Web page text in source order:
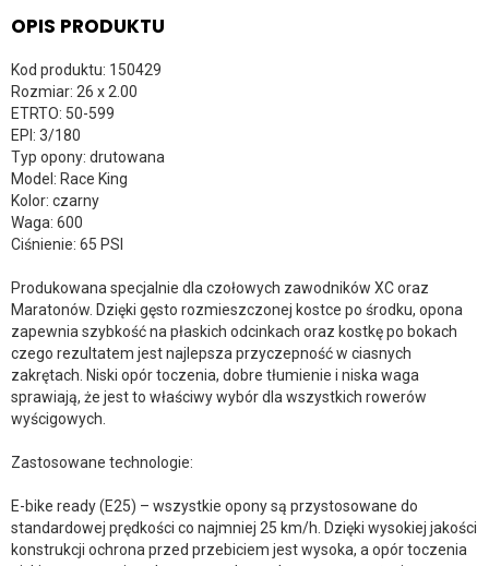
OPIS PRODUKTU
Kod produktu: 150429
Rozmiar: 26 x 2.00
ETRTO: 50-599
EPI: 3/180
Typ opony: drutowana
Model: Race King
Kolor: czarny
Waga: 600
Ciśnienie: 65 PSI
Produkowana specjalnie dla czołowych zawodników XC oraz
Maratonów. Dzięki gęsto rozmieszczonej kostce po środku, opona
zapewnia szybkość na płaskich odcinkach oraz kostkę po bokach
czego rezultatem jest najlepsza przyczepność w ciasnych
zakrętach. Niski opór toczenia, dobre tłumienie i niska waga
sprawiają, że jest to właściwy wybór dla wszystkich rowerów
wyścigowych.
Zastosowane technologie:
E-bike ready (E25) – wszystkie opony są przystosowane do
standardowej prędkości co najmniej 25 km/h. Dzięki wysokiej jakości
konstrukcji ochrona przed przebiciem jest wysoka, a opór toczenia